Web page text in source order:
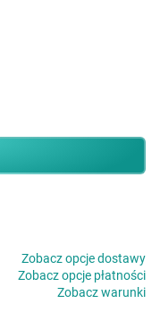
Zobacz opcje dostawy
Zobacz opcje płatności
Zobacz warunki